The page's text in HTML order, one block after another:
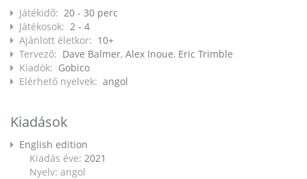
Játékidő: 20 - 30 perc
Játékosok: 2 - 4
Ajánlott életkor: 10+
Tervező: Dave Balmer, Alex Inoue, Eric Trimble
Kiadók: Gobico
Elérhető nyelvek: angol
Kiadások
English edition
Kiadás éve: 2021
Nyelv: angol